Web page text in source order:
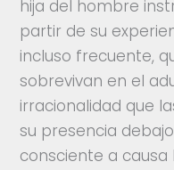
hija del hombre
partir de su
incluso frecuente,
sobrevivan en el
irracionalidad que
su presencia
consciente a causa